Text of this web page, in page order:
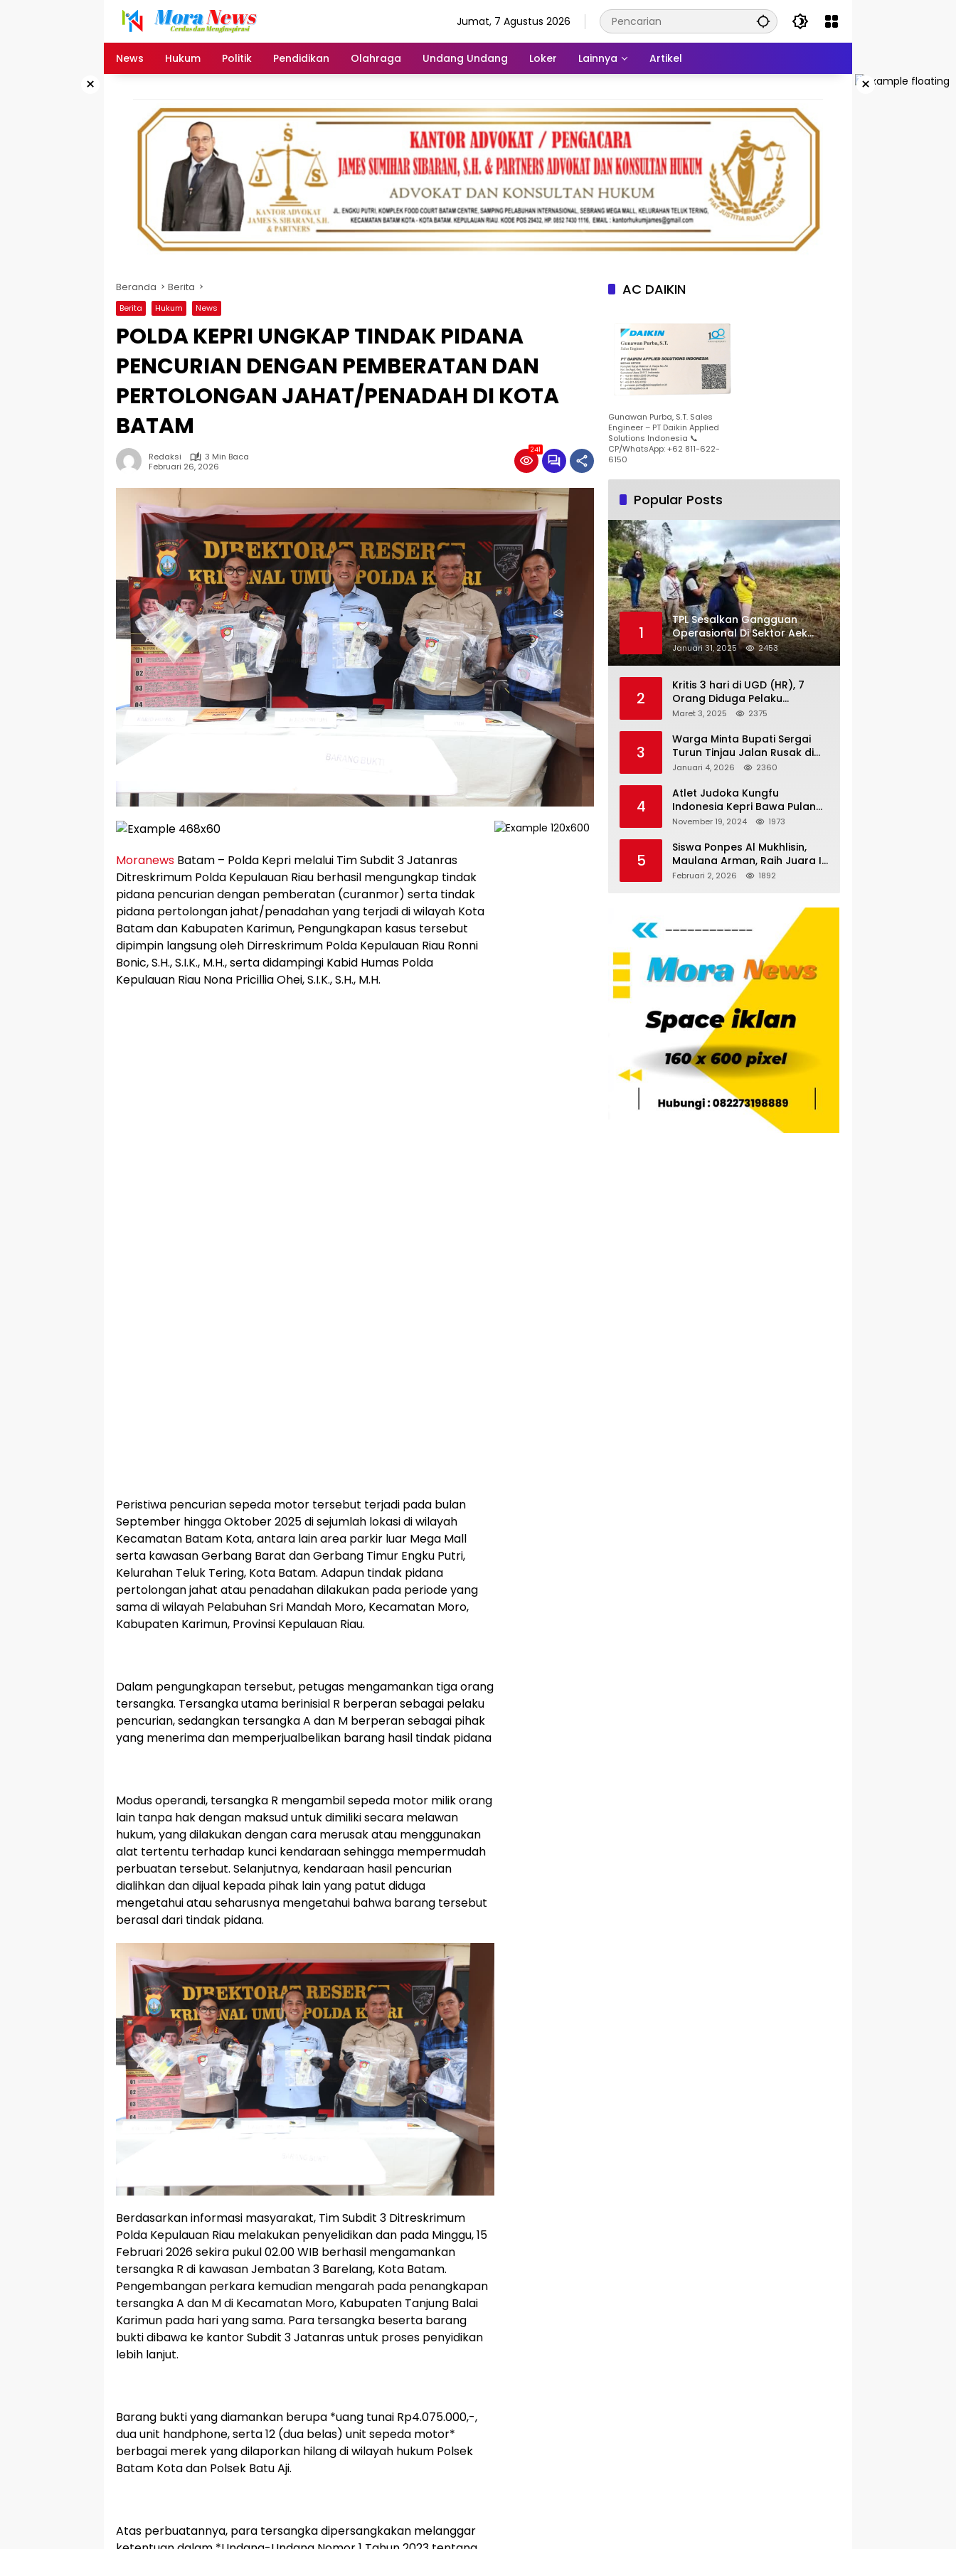
Jumat, 7 Agustus 2026
News Hukum Politik Pendidikan Olahraga Undang Undang Loker Lainnya Artikel
× ×
Beranda Berita
Berita Hukum News
POLDA KEPRI UNGKAP TINDAK PIDANA
PENCURIAN DENGAN PEMBERATAN DAN
PERTOLONGAN JAHAT/PENADAH DI KOTA
BATAM
Redaksi
3 Min Baca
Februari 26, 2026
241
Moranews Batam – Polda Kepri melalui Tim Subdit 3 Jatanras
Ditreskrimum Polda Kepulauan Riau berhasil mengungkap tindak
pidana pencurian dengan pemberatan (curanmor) serta tindak
pidana pertolongan jahat/penadahan yang terjadi di wilayah Kota
Batam dan Kabupaten Karimun, Pengungkapan kasus tersebut
dipimpin langsung oleh Dirreskrimum Polda Kepulauan Riau Ronni
Bonic, S.H., S.I.K., M.H., serta didampingi Kabid Humas Polda
Kepulauan Riau Nona Pricillia Ohei, S.I.K., S.H., M.H.
Peristiwa pencurian sepeda motor tersebut terjadi pada bulan
September hingga Oktober 2025 di sejumlah lokasi di wilayah
Kecamatan Batam Kota, antara lain area parkir luar Mega Mall
serta kawasan Gerbang Barat dan Gerbang Timur Engku Putri,
Kelurahan Teluk Tering, Kota Batam. Adapun tindak pidana
pertolongan jahat atau penadahan dilakukan pada periode yang
sama di wilayah Pelabuhan Sri Mandah Moro, Kecamatan Moro,
Kabupaten Karimun, Provinsi Kepulauan Riau.
Dalam pengungkapan tersebut, petugas mengamankan tiga orang
tersangka. Tersangka utama berinisial R berperan sebagai pelaku
pencurian, sedangkan tersangka A dan M berperan sebagai pihak
yang menerima dan memperjualbelikan barang hasil tindak pidana
Modus operandi, tersangka R mengambil sepeda motor milik orang
lain tanpa hak dengan maksud untuk dimiliki secara melawan
hukum, yang dilakukan dengan cara merusak atau menggunakan
alat tertentu terhadap kunci kendaraan sehingga mempermudah
perbuatan tersebut. Selanjutnya, kendaraan hasil pencurian
dialihkan dan dijual kepada pihak lain yang patut diduga
mengetahui atau seharusnya mengetahui bahwa barang tersebut
berasal dari tindak pidana.
Berdasarkan informasi masyarakat, Tim Subdit 3 Ditreskrimum
Polda Kepulauan Riau melakukan penyelidikan dan pada Minggu, 15
Februari 2026 sekira pukul 02.00 WIB berhasil mengamankan
tersangka R di kawasan Jembatan 3 Barelang, Kota Batam.
Pengembangan perkara kemudian mengarah pada penangkapan
tersangka A dan M di Kecamatan Moro, Kabupaten Tanjung Balai
Karimun pada hari yang sama. Para tersangka beserta barang
bukti dibawa ke kantor Subdit 3 Jatanras untuk proses penyidikan
lebih lanjut.
Barang bukti yang diamankan berupa *uang tunai Rp4.075.000,-,
dua unit handphone, serta 12 (dua belas) unit sepeda motor*
berbagai merek yang dilaporkan hilang di wilayah hukum Polsek
Batam Kota dan Polsek Batu Aji.
Atas perbuatannya, para tersangka dipersangkakan melanggar
AC DAIKIN
Gunawan Purba, S.T. Sales
Engineer – PT Daikin Applied
Solutions Indonesia 📞
CP/WhatsApp: +62 811-622-
6150
Popular Posts
1
TPL Sesalkan Gangguan
Operasional Di Sektor Aek
Nauli
Januari 31, 2025 2453
2
Kritis 3 hari di UGD (HR), 7
Orang Diduga Pelaku
Pengeroyokan di Lift KTV
Kantor Hukum JAP
Pertanyakan Kinerja Polresta
Tanjungpinang
Maret 3, 2025 2375
3
Warga Minta Bupati Sergai
Turun Tinjau Jalan Rusak di
Dusun 4 Desa Sei Periuk
Januari 4, 2026 2360
4
Atlet Judoka Kungfu
Indonesia Kepri Bawa Pulang
11 Medali Pra Fornas bogor, 3
November 19, 2024 1973
5
Siswa Ponpes Al Mukhlisin,
Maulana Arman, Raih Juara I
Taekwondo Junior Putra di
Februari 2, 2026 1892